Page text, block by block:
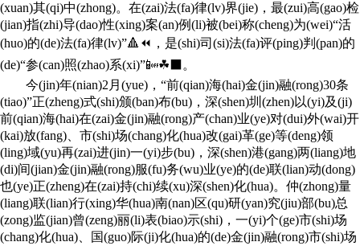
(xuan)其(qi)中(zhong)。在(zai)法(fa)律(lv)界(jie)，最(zui)高(gao)检
(jian)指(zhi)导(dao)性(xing)案(an)例(li)被(bei)称(cheng)为(wei)“活
(huo)的(de)法(fa)律(lv)”🔺⏪，是(shi)司(si)法(fa)评(ping)判(pan)的
(de)“参(can)照(zhao)系(xi)”📴☘⬛。
今(jin)年(nian)2月(yue)，“前(qian)海(hai)金(jin)融(rong)30条
(tiao)”正(zheng)式(shi)颁(ban)布(bu)，深(shen)圳(zhen)以(yi)及(ji)
前(qian)海(hai)在(zai)金(jin)融(rong)产(chan)业(ye)对(dui)外(wai)开
(kai)放(fang)、市(shi)场(chang)化(hua)改(gai)革(ge)等(deng)领
(ling)域(yu)再(zai)进(jin)一(yi)步(bu)，深(shen)港(gang)两(liang)地
(di)间(jian)金(jin)融(rong)服(fu)务(wu)业(ye)的(de)联(lian)动(dong)
也(ye)正(zheng)在(zai)持(chi)续(xu)深(shen)化(hua)。仲(zhong)量
(liang)联(lian)行(xing)华(hua)南(nan)区(qu)研(yan)究(jiu)部(bu)总
(zong)监(jian)曾(zeng)丽(li)表(biao)示(shi)，一(yi)个(ge)市(shi)场
(chang)化(hua)、国(guo)际(ji)化(hua)的(de)金(jin)融(rong)市(shi)场